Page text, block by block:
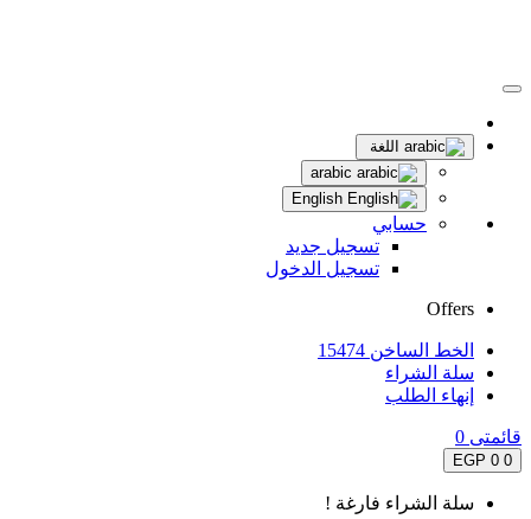
اللغة
حسابي
تسجيل جديد
تسجيل الدخول
Offers
الخط الساخن 15474
سلة الشراء
إنهاء الطلب
قائمتى 0
0
0 EGP
سلة الشراء فارغة !